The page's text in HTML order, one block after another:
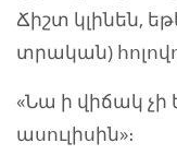
Ճիշտ կլինեն,
տրական)
«Նա ի վիճակ
ասուլիսին»։